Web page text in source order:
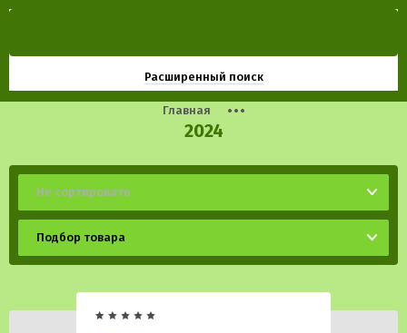
Расширенный поиск
Главная
2024
Не сортировать
Подбор товара